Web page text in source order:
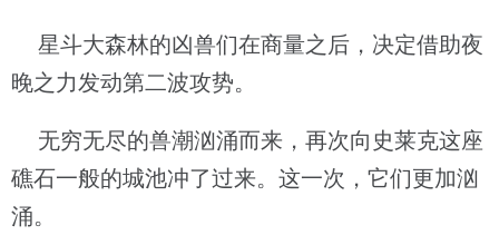
星斗大森林的凶兽们在商量之后，决定借助夜
晚之力发动第二波攻势。
无穷无尽的兽潮汹涌而来，再次向史莱克这座
礁石一般的城池冲了过来。这一次，它们更加汹
涌。